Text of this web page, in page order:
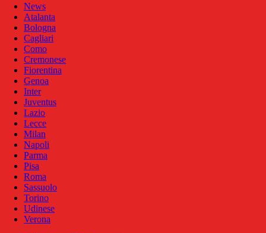
News
Atalanta
Bologna
Cagliari
Como
Cremonese
Fiorentina
Genoa
Inter
Juventus
Lazio
Lecce
Milan
Napoli
Parma
Pisa
Roma
Sassuolo
Torino
Udinese
Verona